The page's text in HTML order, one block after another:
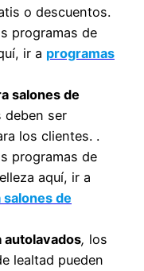
o descuentos.
programas de
ir a programas
salones de
deben ser
los clientes. .
programas de
aquí, ir a
de
autolavados, los
lealtad pueden